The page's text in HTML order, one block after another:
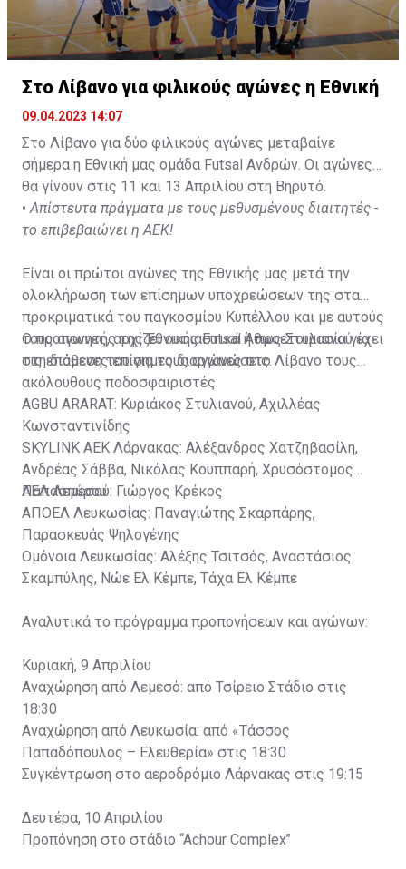
Στο Λίβανο για φιλικούς αγώνες η Εθνική
09.04.2023 14:07
Στο Λίβανο για δύο φιλικούς αγώνες μεταβαίνε
σήμερα η Εθνική μας ομάδα Futsal Ανδρών. Οι αγώνες
θα γίνουν στις 11 και 13 Απριλίου στη Βηρυτό.
• Απίστευτα πράγματα με τους μεθυσμένους διαιτητές -
το επιβεβαιώνει η ΑΕΚ!
Είναι οι πρώτοι αγώνες της Εθνικής μας μετά την
ολοκλήρωση των επίσημων υποχρεώσεων της στα
προκριματικά του παγκοσμίου Κυπέλλου και με αυτούς
τους αγωνες, αρχίζει ουσιαστικά η προετοιμασία για
τις επόμενες επίσημες διοργανώσεις.
Ο προπονητής της Εθνικής Futsal Άθως Στυλιανού έχει
στη διάθεση του για τους αγώνες στο Λίβανο τους
ακόλουθους ποδοσφαιριστές:
AGBU ARARAT: Κυριάκος Στυλιανού, Αχιλλέας
Κωνσταντινίδης
SKYLINK ΑΕΚ Λάρνακας: Αλέξανδρος Χατζηβασίλη,
Ανδρέας Σάββα, Νικόλας Κουππαρή, Χρυσόστομος
Παπασπύρου
ΑΕΛ Λεμεσού: Γιώργος Κρέκος
ΑΠΟΕΛ Λευκωσίας: Παναγιώτης Σκαρπάρης,
Παρασκευάς Ψηλογένης
Ομόνοια Λευκωσίας: Αλέξης Τσιτσός, Αναστάσιος
Σκαμπύλης, Νώε Ελ Κέμπε, Τάχα Ελ Κέμπε
Αναλυτικά το πρόγραμμα προπονήσεων και αγώνων:
Κυριακή, 9 Απριλίου
Αναχώρηση από Λεμεσό: από Τσίρειο Στάδιο στις
18:30
Αναχώρηση από Λευκωσία: από «Τάσσος
Παπαδόπουλος – Ελευθερία» στις 18:30
Συγκέντρωση στο αεροδρόμιο Λάρνακας στις 19:15
Δευτέρα, 10 Απριλίου
Προπόνηση στο στάδιο ‘‘Achour Complex’’